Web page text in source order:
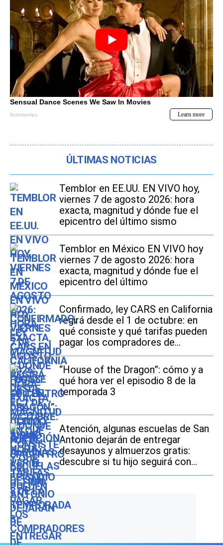
ÚLTIMAS NOTICIAS
Temblor en EE.UU. EN VIVO hoy,
viernes 7 de agosto 2026: hora
exacta, magnitud y dónde fue el
epicentro del último sismo
Temblor en México EN VIVO hoy
viernes 7 de agosto 2026: hora
exacta, magnitud y dónde fue el
epicentro del último
Confirmado, ley CARS en California
regirá desde el 1 de octubre: en
qué consiste y qué tarifas pueden
pagar los compradores de
vehículos usados
“House of the Dragon”: cómo y a
qué hora ver el episodio 8 de la
temporada 3
Atención, algunas escuelas de San
Antonio dejarán de entregar
desayunos y almuerzos gratis:
descubre si tu hijo seguirá con
este beneficio durante el ciclo